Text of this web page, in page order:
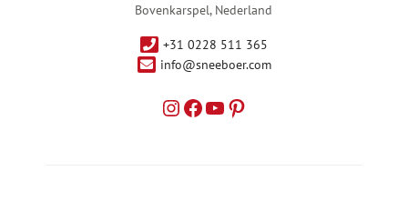
Bovenkarspel, Nederland
+31 0228 511 365
info@sneeboer.com